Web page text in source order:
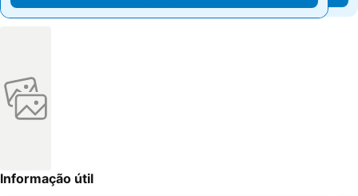
Informação útil